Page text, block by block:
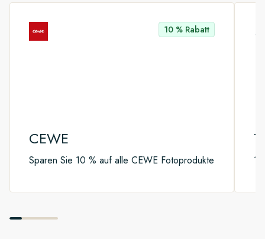
Kostenlose Kabinen-Upgrades (30 Tage vor
Abreise)*
10 % Rabatt
CEWE
Sparen Sie 10 % auf alle CEWE Fotoprodukte